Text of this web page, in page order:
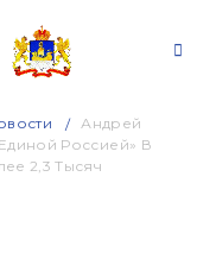
Андрей
Россией» В
2,3 Тысяч